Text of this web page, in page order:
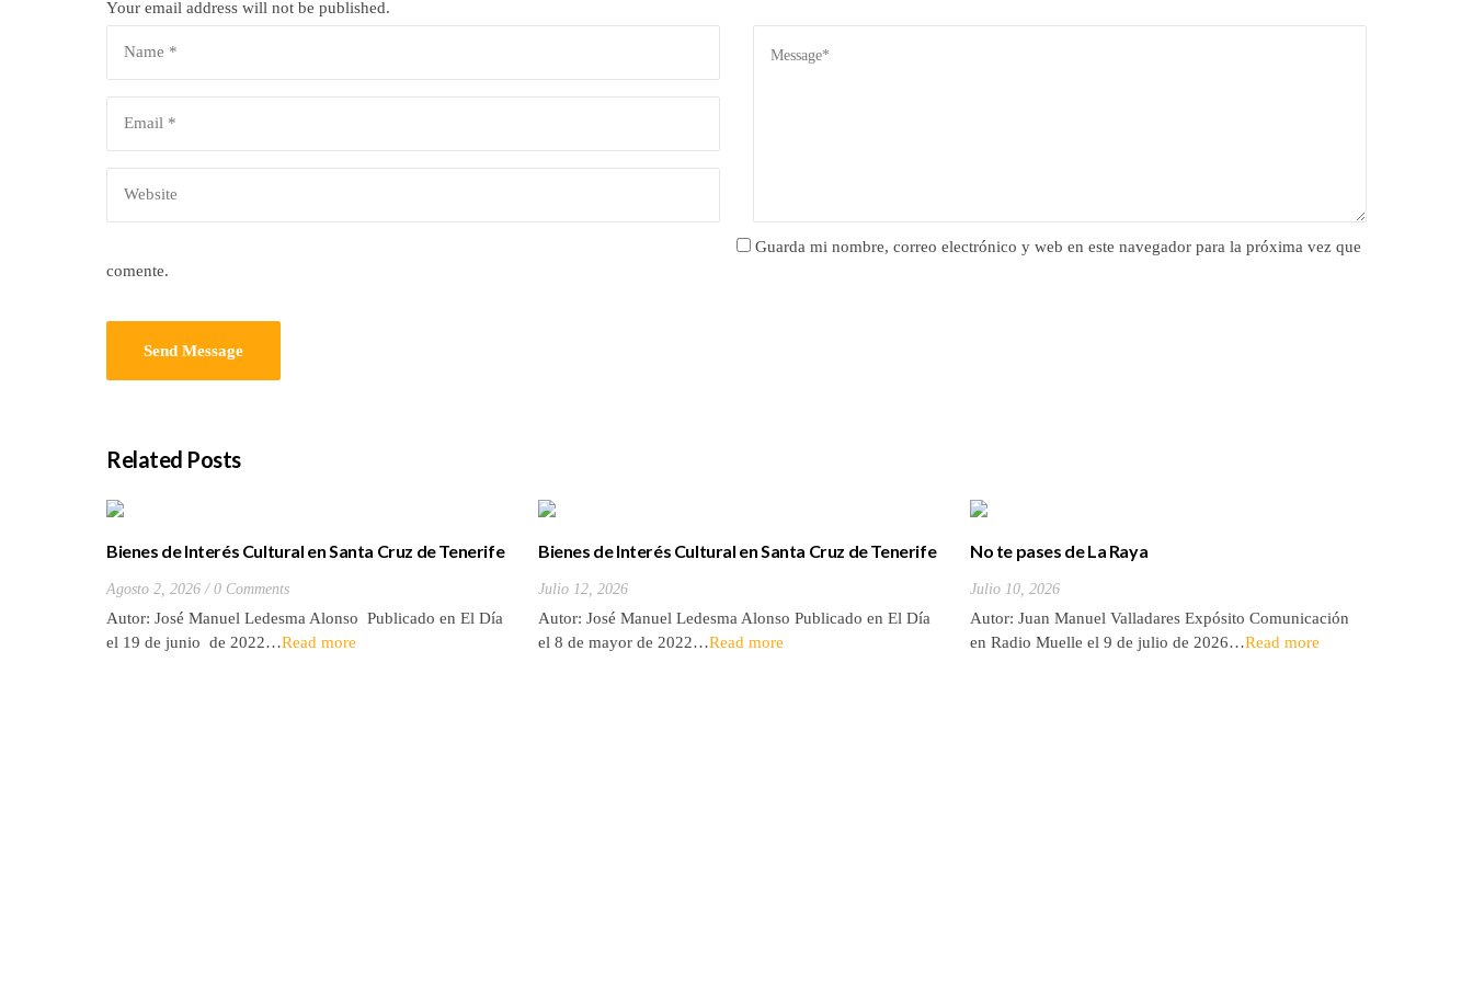
Your email address will not be published.
Guarda mi nombre, correo electrónico y web en este navegador para la próxima vez que
comente.
Related Posts
Bienes de Interés Cultural en Santa Cruz de Tenerife
Agosto 2, 2026 0 Comments
Autor: José Manuel Ledesma Alonso Publicado en El Día
el 19 de junio de 2022…Read more
Bienes de Interés Cultural en Santa Cruz de Tenerife
Julio 12, 2026
Autor: José Manuel Ledesma Alonso Publicado en El Día
el 8 de mayor de 2022…Read more
No te pases de La Raya
Julio 10, 2026
Autor: Juan Manuel Valladares Expósito Comunicación
en Radio Muelle el 9 de julio de 2026…Read more